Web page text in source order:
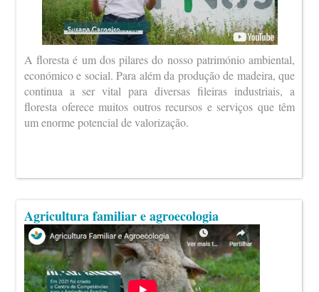
A floresta é um dos pilares do nosso património ambiental,
económico e social. Para além da produção de madeira, que
continua a ser vital para diversas fileiras industriais, a
floresta oferece muitos outros recursos e serviços que têm
um enorme potencial de valorização.
Agricultura familiar e agroecologia